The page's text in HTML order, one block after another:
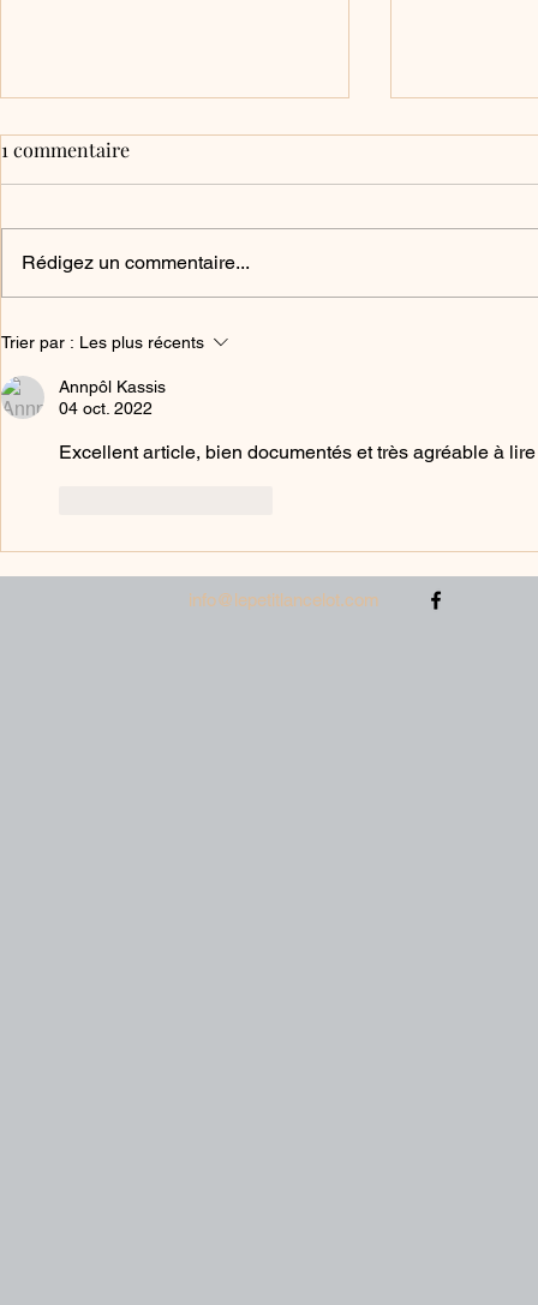
L'invention de la pêche Melba
1 commentaire
Rédigez un commentaire...
Trier par : Les plus récents
Annpôl Kassis
04 oct. 2022
Excellent article, bien documentés et très agréable à
info@lepetitlancelot.com